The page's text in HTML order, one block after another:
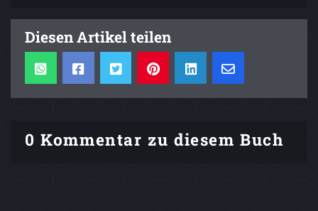
Diesen Artikel teilen
0 Kommentar zu diesem Buch